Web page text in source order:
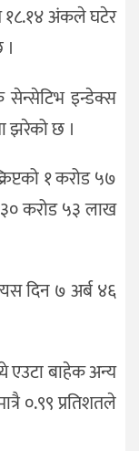
१८.१४ अंकले घटेर
सेन्सेटिभ इन्डेक्स
झरेको छ ।
१ करोड ५७
करोड ५३ लाख
दिन ७ अर्ब ४६
एउटा बाहेक अन्य
०.९९ प्रतिशतले